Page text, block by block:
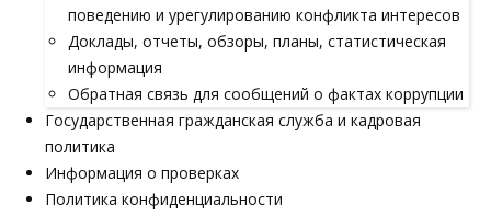
поведению и урегулированию конфликта интересов
Доклады, отчеты, обзоры, планы, статистическая
информация
Обратная связь для сообщений о фактах коррупции
Государственная гражданская служба и кадровая
политика
Информация о проверках
Политика конфиденциальности